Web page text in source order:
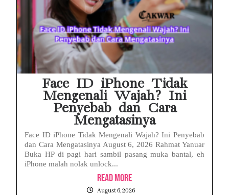
Face ID iPhone Tidak
Mengenali Wajah? Ini
Penyebab dan Cara
Mengatasinya
Face ID iPhone Tidak Mengenali Wajah? Ini Penyebab
dan Cara Mengatasinya August 6, 2026 Rahmat Yanuar
Buka HP di pagi hari sambil pasang muka bantal, eh
iPhone malah nolak unlock...
Read More
August 6, 2026